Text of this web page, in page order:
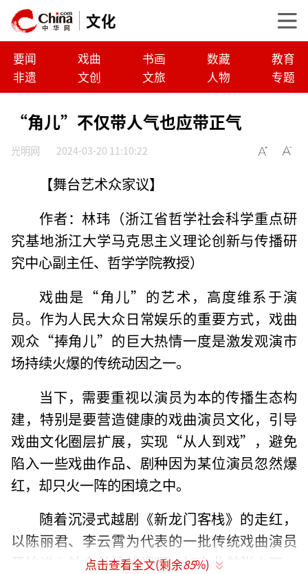
文化
要闻 戏曲 书画 数藏
教育
非遗
文创 文旅 人物 专题
“角儿”不仅带人气也应带正气
光明网 2024-03-20 11:10:22
【舞台艺术众家议】
作者：林玮（浙江省哲学社会科学重点研
究基地浙江大学马克思主义理论创新与传播研
究中心副主任、哲学学院教授）
戏曲是“角儿”的艺术，高度维系于演
员。作为人民大众日常娱乐的重要方式，戏曲
观众“捧角儿”的巨大热情一度是激发观演市
场持续火爆的传统动因之一。
当下，需要重视以演员为本的传播生态构
建，特别是要营造健康的戏曲演员文化，引导
戏曲文化圈层扩展，实现“从人到戏”，避免
陷入一些戏曲作品、剧种因为某位演员忽然爆
红，却只火一阵的困境之中。
随着沉浸式越剧《新龙门客栈》的走红，
以陈丽君、李云霄为代表的一批传统戏曲演员
开始进入社会关注的视野。加上此前张火丁、
点击查看全文(剩余85%)